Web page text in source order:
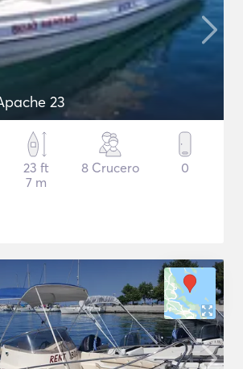
marine Apache 23
23 ft
7 m
8 Crucero 0